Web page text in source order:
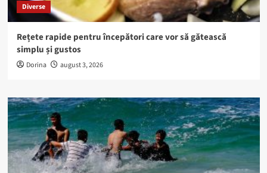
Diverse
Rețete rapide pentru începători care vor să gătească
simplu și gustos
Dorina august 3, 2026